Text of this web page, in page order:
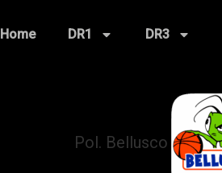
Home DR1 DR3
Pol. Bellusco